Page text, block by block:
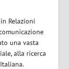
Relazioni
una vasta
alla ricerca